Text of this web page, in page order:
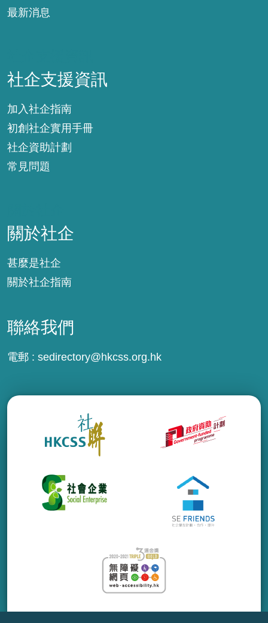
最新消息
社企支援資訊
加入社企指南
初創社企實用手冊
社企資助計劃
常見問題
關於社企
甚麼是社企
關於社企指南
聯絡我們
電郵 : sedirectory@hkcss.org.hk